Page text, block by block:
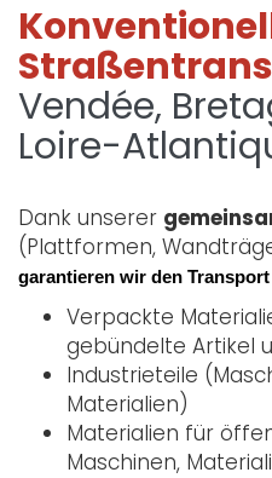
Vendée,
Loire-
Dank unserer
(Plattformen,
garantieren wir den Transport
Verpackte
gebündelte Artikel
Industrieteile
Materialien)
Materialien für
Maschinen,